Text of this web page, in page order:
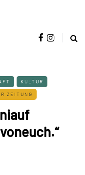
KULTUR
ZEITUNG